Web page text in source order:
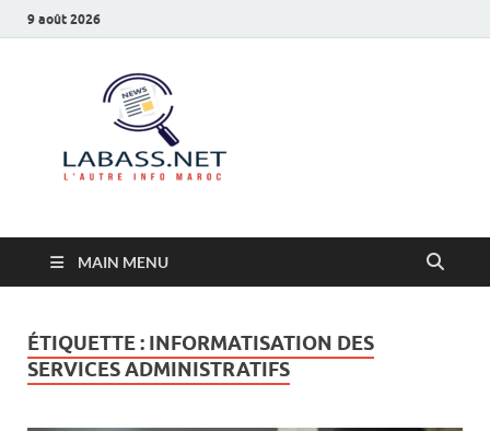
9 août 2026
MAIN MENU
ÉTIQUETTE : INFORMATISATION DES
SERVICES ADMINISTRATIFS